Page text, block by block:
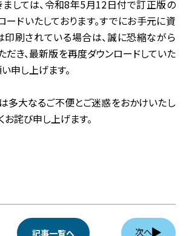
資料ダウンロード
ザイン・デザインガイド
サイトポリシー
リンク集
ましては、令和8年5月12日付で訂正版の
ドいたしております。すでにお手元に資
印刷されている場合は、誠に恐縮ながら
き、最新版を再度ダウンロードしていた
申し上げます。
多大なるご不便とご迷惑をおかけいたし
お詫び申し上げます。
記事一覧へ 次へ